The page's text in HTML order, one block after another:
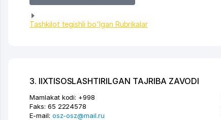
Tashkilot tegishli bo'lgan Rubrikalar
3. IIXTISOSLASHTIRILGAN TAJRIBA ZAVODI
Mamlakat kodi: +998
Faks: 65 2224578
E-mail: osz-osz@mail.ru